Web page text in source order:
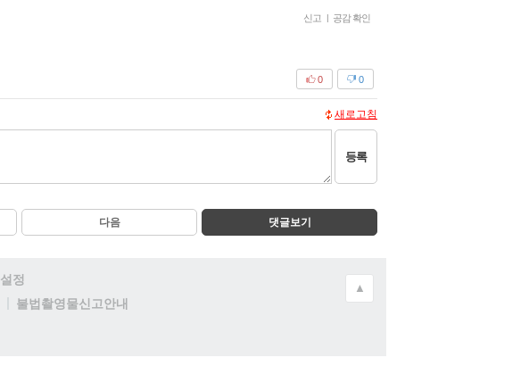
신고 공감 확인
0
0
새로고침
등록
다음 댓글보기
설정
불법촬영물신고안내
▲